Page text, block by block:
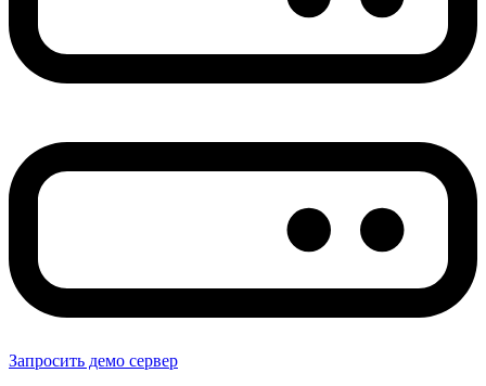
Запросить демо сервер